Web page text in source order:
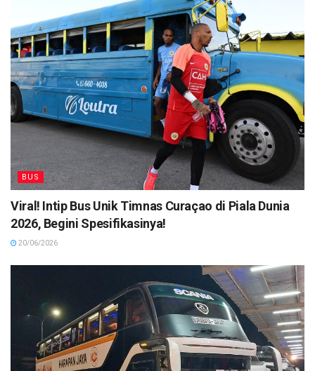
BUS
Viral! Intip Bus Unik Timnas Curaçao di Piala Dunia
2026, Begini Spesifikasinya!
20/06/2026